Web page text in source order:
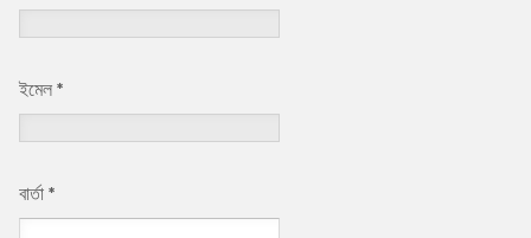
ইমেল*
বার্তা*